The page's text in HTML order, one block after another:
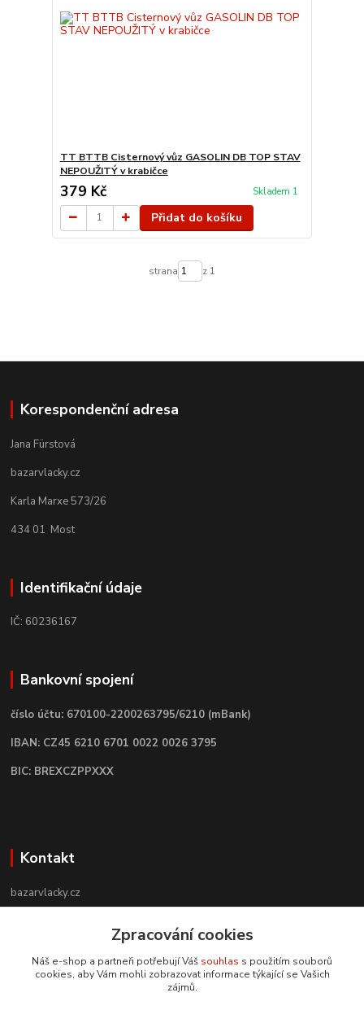
TT BTTB Cisternový vůz GASOLIN DB TOP STAV
NEPOUŽITÝ v krabičce
379 Kč Skladem 1
Přidat do košíku
strana z 1
Korespondenční adresa
Jana Fürstová
bazarvlacky.cz
Karla Marxe 573/26
434 01 Most
Identifikační údaje
IČ: 60236167
Bankovní spojení
číslo účtu: 670100-2200263795/6210 (mBank)
IBAN: CZ45 6210 6701 0022 0026 3795
BIC: BREXCZPPXXX
Kontakt
bazarvlacky.cz
+420 774 141 314
info@bazarvlacky.cz
Zpracování cookies
Náš e-shop a partneři potřebují Váš souhlas s použitím souborů
cookies, aby Vám mohli zobrazovat informace týkající se Vašich
zájmů.